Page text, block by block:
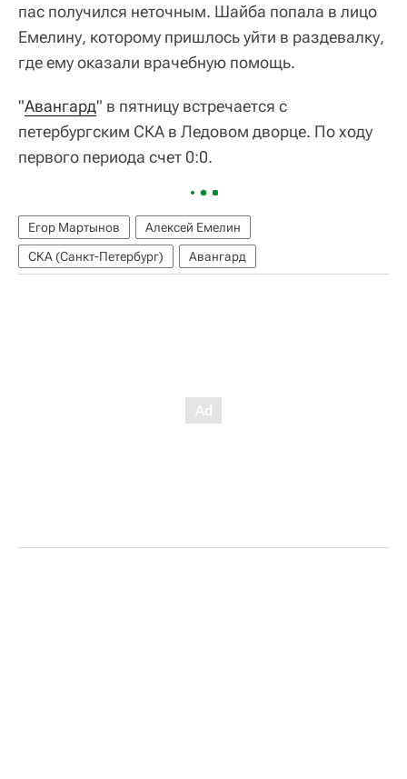
пас получился неточным. Шайба попала в лицо
Емелину, которому пришлось уйти в раздевалку,
где ему оказали врачебную помощь.
"Авангард" в пятницу встречается с
петербургским СКА в Ледовом дворце. По ходу
первого периода счет 0:0.
Егор Мартынов
Алексей Емелин
СКА (Санкт-Петербург)
Авангард